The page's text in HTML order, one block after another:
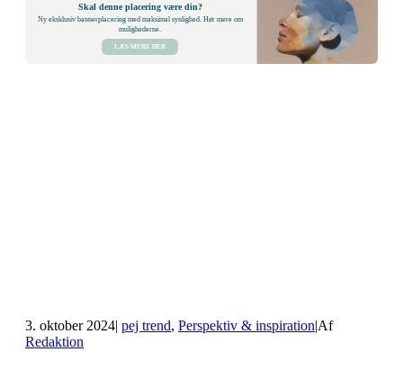
Skal denne placering være din?
Ny eksklusiv bannerplacering med maksimal synlighed. Hør mere om
mulighederne.
LÆS MERE HER
3. oktober 2024| pej trend, Perspektiv & inspiration|Af
Redaktion